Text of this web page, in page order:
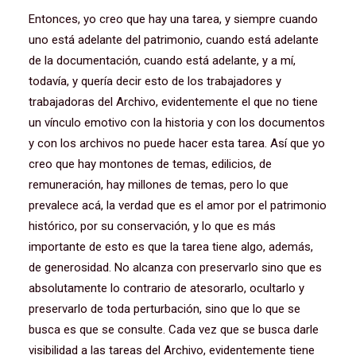
Entonces, yo creo que hay una tarea, y siempre cuando
uno está adelante del patrimonio, cuando está adelante
de la documentación, cuando está adelante, y a mí,
todavía, y quería decir esto de los trabajadores y
trabajadoras del Archivo, evidentemente el que no tiene
un vínculo emotivo con la historia y con los documentos
y con los archivos no puede hacer esta tarea. Así que yo
creo que hay montones de temas, edilicios, de
remuneración, hay millones de temas, pero lo que
prevalece acá, la verdad que es el amor por el patrimonio
histórico, por su conservación, y lo que es más
importante de esto es que la tarea tiene algo, además,
de generosidad. No alcanza con preservarlo sino que es
absolutamente lo contrario de atesorarlo, ocultarlo y
preservarlo de toda perturbación, sino que lo que se
busca es que se consulte. Cada vez que se busca darle
visibilidad a las tareas del Archivo, evidentemente tiene